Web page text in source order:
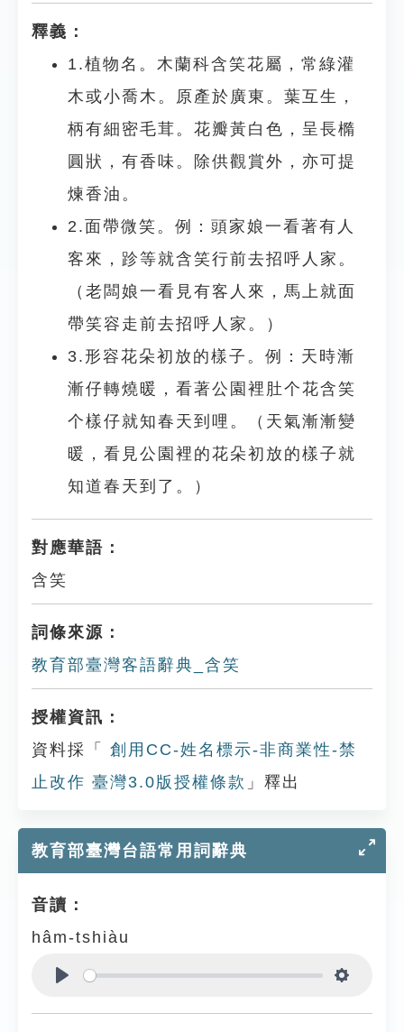
釋義：
1.植物名。木蘭科含笑花屬，常綠灌
木或小喬木。原產於廣東。葉互生，
柄有細密毛茸。花瓣黃白色，呈長橢
圓狀，有香味。除供觀賞外，亦可提
煉香油。
2.面帶微笑。例：頭家娘一看著有人
客來，跈等就含笑行前去招呼人家。
（老闆娘一看見有客人來，馬上就面
帶笑容走前去招呼人家。）
3.形容花朵初放的樣子。例：天時漸
漸仔轉燒暖，看著公園裡肚个花含笑
个樣仔就知春天到哩。（天氣漸漸變
暖，看見公園裡的花朵初放的樣子就
知道春天到了。）
對應華語：
含笑
詞條來源：
教育部臺灣客語辭典_含笑
授權資訊：
資料採「
創用CC-姓名標示-非商業性-禁
止改作 臺灣3.0版授權條款 」釋出
教育部臺灣台語常用詞辭典
音讀：
hâm-tshiàu